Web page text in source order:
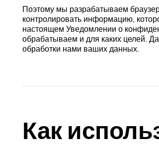
Поэтому мы разрабатываем
контролировать информацию,
настоящем Уведомлении о
обрабатываем и для каких целей.
обработки нами ваших данных.
Как